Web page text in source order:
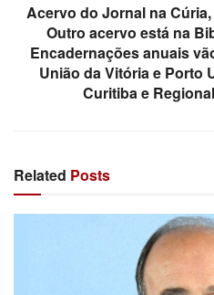
Acervo do Jornal na
Outro acervo está na
Encadernações anuais
União da Vitória e Porto
Curitiba e
Related Posts